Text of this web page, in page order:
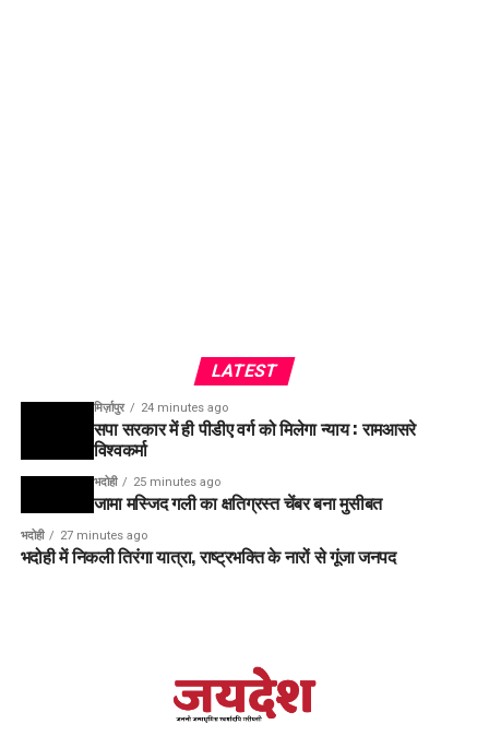
LATEST
मिर्ज़ापुर 24 minutes ago
सपा सरकार में ही पीडीए वर्ग को मिलेगा न्याय : रामआसरे
विश्वकर्मा
भदोही 25 minutes ago
जामा मस्जिद गली का क्षतिग्रस्त चेंबर बना मुसीबत
भदोही 27 minutes ago
भदोही में निकली तिरंगा यात्रा, राष्ट्रभक्ति के नारों से गूंजा जनपद